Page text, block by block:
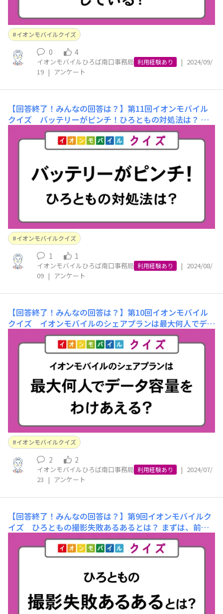
イオンモバイルクイズ
0 4
イオンモバイルひろば南口事務局 利用経験あり | 2024/09/
19 | アンケート
【回答終了！みんなの回答は？】第11回イオンモバイル
クイズ バッテリーがピンチ！ひろともの対処法は？ ま
ずは、前回のクイズの正解を発表！ 【前回の問題】「イ
オンモバイルのシェアプランは、最大何人でデータ容量を
わけあえるでしょうか？」①3人 ②5人 ③8人 ④10
人 正解は「③8人」でした！ みなさまは正解することが
できましたか？ 今回のクイズを出題
イオンモバイルクイズ
1 1
イオンモバイルひろば南口事務局 利用経験あり | 2024/08/
09 | アンケート
【回答終了！みんなの回答は？】第10回イオンモバイル
クイズ イオンモバイルのシェアプランは最大何人でデー
タ容量をわけあえるでしょうか？まずは前回のクイズの
正解を発表！ 【前回の問題】「ひろともの撮影失敗ある
ある、どの回答に最も多く票が集まったでしょうか？」①
手ブレ ②指が写る ③ピントが合っていない ④暗い
⑤被写体の配置が微妙 正解は「⑤被写体の配置が微妙」
でした！ みなさまは正解することができまし
イオンモバイルクイズ
2 2
イオンモバイルひろば南口事務局 利用経験あり | 2024/07/
23 | アンケート
【回答終了！みんなの回答は？】第9回イオンモバイルク
イズ ひろともの撮影失敗あるあるとは？ まずは、前回
のクイズの正解を発表！ 【前回の問題】「ひろともが選
択しているかけ放題、どのプランに最も多く票が集まった
でしょうか？」①フルかけ放題 ②10分かけ放題 ③5分
かけ放題 ④かけ放題は利用していない 正解は④「かけ
放題は利用していない」でした！ みなさまは正解す